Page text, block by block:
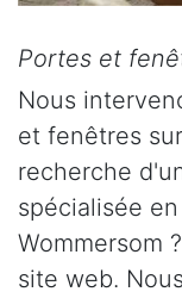
Portes et
Nous
et fenêtres
recherche
spécialisée
Wommersom
site web.